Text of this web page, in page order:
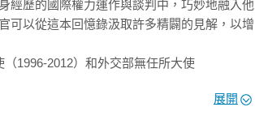
經歷的國際權力運作與談判中，巧妙地融入他
可以從這本回憶錄汲取許多精闢的見解，以增
1996-2012）和外交部無任所大使
展開